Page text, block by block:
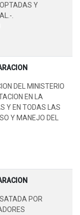
Y
.
DEL MINISTERIO
EN LA
Y EN TODAS LAS
Y MANEJO DEL
POR